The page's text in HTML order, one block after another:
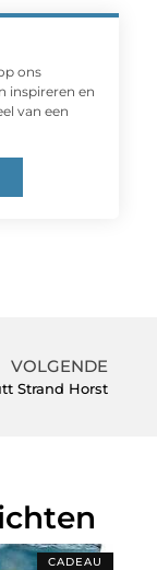
ons
inspireren en
van een
VOLGENDE
Strand Horst
CADEAU